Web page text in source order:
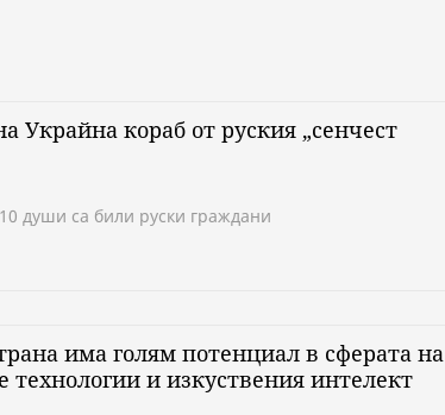
Украйна кораб от руския „сенчест
души са били руски граждани
има голям потенциал в сферата на
и изкуствения интелект